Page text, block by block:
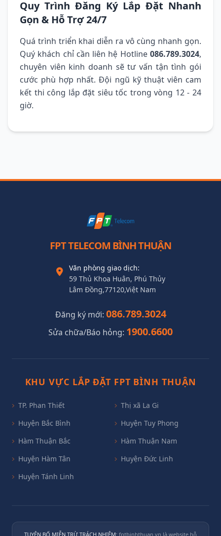
Quy Trình Đăng Ký Lắp Đặt Nhanh
Gọn & Hỗ Trợ 24/7
Quá trình triển khai diễn ra vô cùng nhanh gọn.
Quý khách chỉ cần liên hệ Hotline 086.789.3024,
chuyên viên kinh doanh sẽ tư vấn tận tình gói
cước phù hợp nhất. Đội ngũ kỹ thuật viên cam
kết thi công lắp đặt siêu tốc trong vòng 12 - 24
giờ.
FPT TELECOM BÌNH THUẬN
Văn phòng giao dịch:
59 Thủ Khoa Huân, Phú Thủy
Lâm Đồng,77120,Việt Nam
Đăng ký mới: 086.789.3024
Sửa chữa/Báo hỏng: 1900.6600
KHU VỰC LẮP ĐẶT FPT BÌNH THUẬN
TP. Phan Thiết
Thị xã La Gi
Huyện Bắc Bình
Huyện Tuy Phong
Hàm Thuận Bắc
Hàm Thuận Nam
Huyện Hàm Tân
Huyện Đức Linh
Huyện Tánh Linh
TUYÊN BỐ MIỄN TRỪ TRÁCH NHIỆM: fptbinhthuan.vn là website hỗ